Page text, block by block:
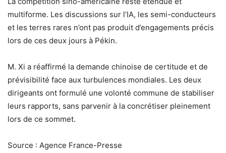
multiforme. Les discussions sur l’IA, les semi-conducteurs
et les terres rares n’ont pas produit d’engagements précis
lors de ces deux jours à Pékin.
M. Xi a réaffirmé la demande chinoise de certitude et de
prévisibilité face aux turbulences mondiales. Les deux
dirigeants ont formulé une volonté commune de stabiliser
leurs rapports, sans parvenir à la concrétiser pleinement
lors de ce sommet.
Source : Agence France-Presse